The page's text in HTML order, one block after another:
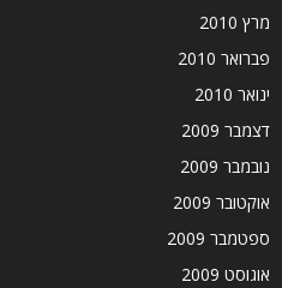
מרץ 2010
פברואר 2010
ינואר 2010
דצמבר 2009
נובמבר 2009
אוקטובר 2009
ספטמבר 2009
אוגוסט 2009